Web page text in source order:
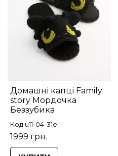
Домашні капці Family
story Мордочка
Беззубика
Код u11-04-31e
1999 грн.